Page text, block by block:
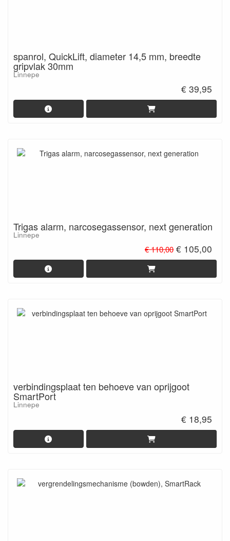
spanrol, QuickLift, diameter 14,5 mm, breedte
gripvlak 30mm
Linnepe
€ 39,95
Trigas alarm, narcosegassensor, next generation
Linnepe
€ 110,00 € 105,00
verbindingsplaat ten behoeve van oprijgoot
SmartPort
Linnepe
€ 18,95